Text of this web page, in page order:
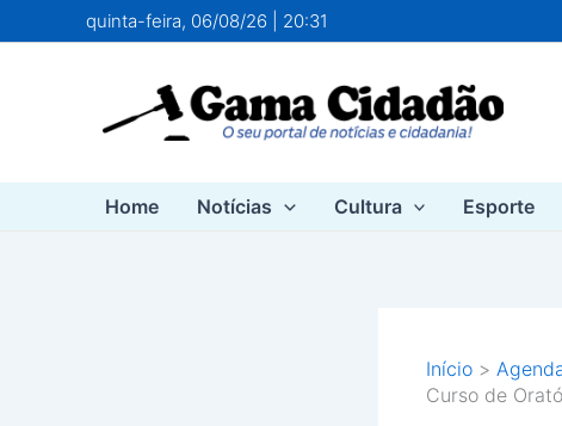
para
quinta-feira, 06/08/26 | 20:31
Home Notícias Cultura Esporte
Início
Curso de